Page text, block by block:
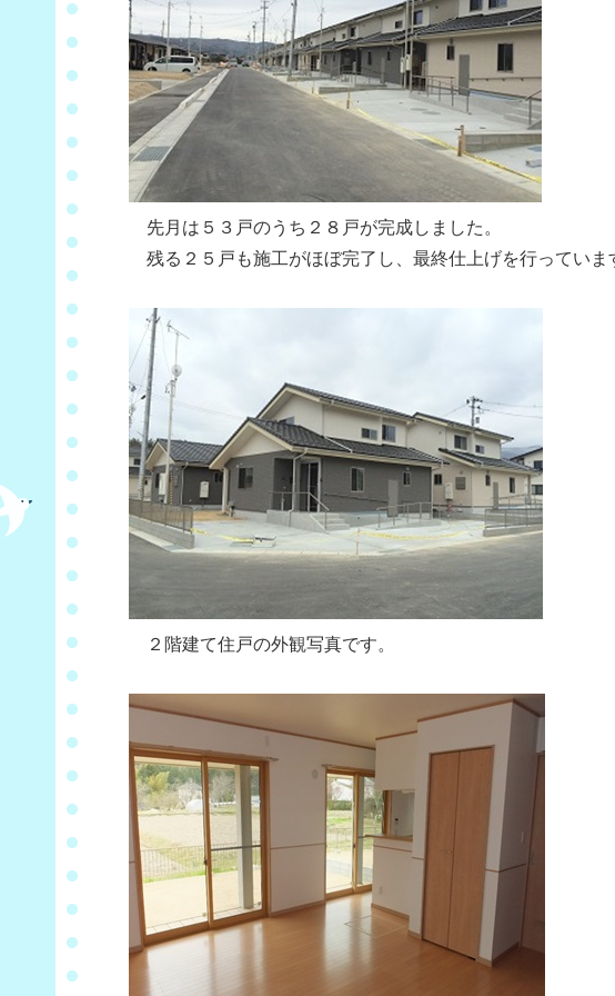
先月は５３戸のうち２８戸が完成しました。
残る２５戸も施工がほぼ完了し、最終仕上げを行っていま
２階建て住戸の外観写真です。